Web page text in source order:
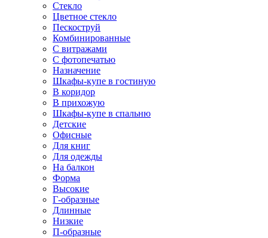
Стекло
Цветное стекло
Пескоструй
Комбинированные
С витражами
С фотопечатью
Назначение
Шкафы-купе в гостиную
В коридор
В прихожую
Шкафы-купе в спальню
Детские
Офисные
Для книг
Для одежды
На балкон
Форма
Высокие
Г-образные
Длинные
Низкие
П-образные